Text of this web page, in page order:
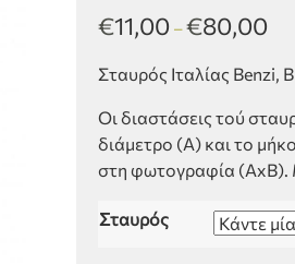
€11,00–€80,00
Σταυρός Ιταλίας Benzi,
Οι διαστάσεις τού
διάμετρο (Α) και το
στη φωτογραφία (ΑxB).
Σταυρός